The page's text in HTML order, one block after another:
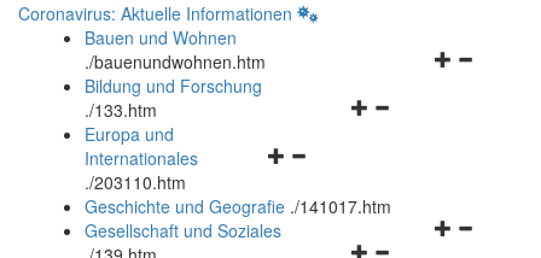
Coronavirus: Aktuelle Informationen
Bauen und Wohnen
./bauenundwohnen.htm
Navigationsmenü
Bildung und Forschung
./133.htm
Navigationsmenü
und
schließen
Europa und
Internationales
./203110.htm
Geschichte und Geografie ./141017.htm
Navigationsmenü
Gesellschaft und Soziales